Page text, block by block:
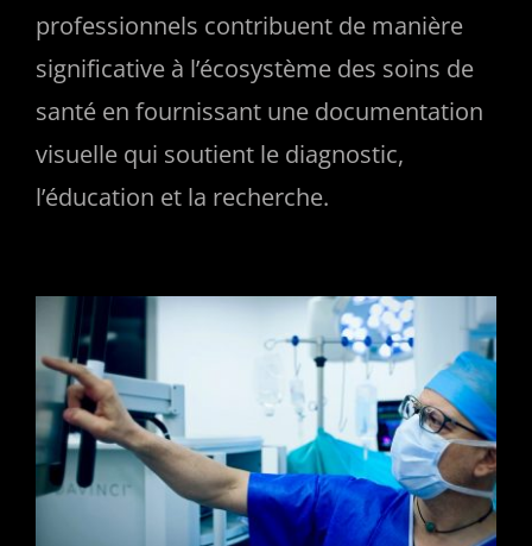
professionnels contribuent de manière
significative à l’écosystème des soins de
santé en fournissant une documentation
visuelle qui soutient le diagnostic,
l’éducation et la recherche.